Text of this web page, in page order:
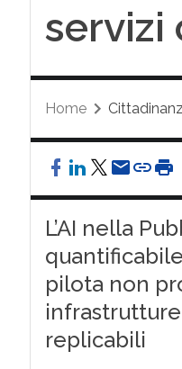
servizi
Home
L’AI nella
pilota non
replicabili